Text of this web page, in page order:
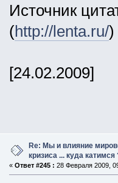
Источник
(http://lenta.ru/)
[24.02.2009]
Re: Мы и влияние
кризиса ... куда катимся
« Ответ #245 : 28 Февраля 2009,